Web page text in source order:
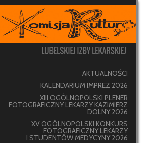
AKTUALNOŚCI
KALENDARIUM IMPREZ 2026
XIII OGÓLNOPOLSKI PLENER
FOTOGRAFICZNY LEKARZY KAZIMIERZ
DOLNY 2026
XV OGÓLNOPOLSKI KONKURS
FOTOGRAFICZNY LEKARZY
I STUDENTÓW MEDYCYNY 2026